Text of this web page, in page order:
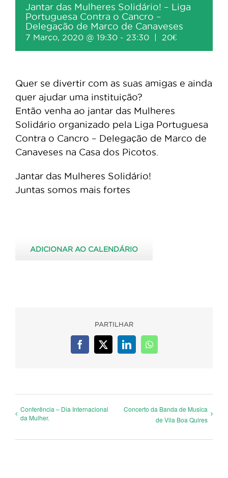
Jantar das Mulheres Solidário! – Liga
Portuguesa Contra o Cancro –
Delegação de Marco de Canaveses
7 Março, 2020 @ 19:30 - 23:30 20€
Quer se divertir com as suas amigas e ainda
quer ajudar uma instituição?
Então venha ao jantar das Mulheres
Solidário organizado pela Liga Portuguesa
Contra o Cancro – Delegação de Marco de
Canaveses na Casa dos Picotos.
Jantar das Mulheres Solidário!
Juntas somos mais fortes
ADICIONAR AO CALENDÁRIO
PARTILHAR
Facebook
X LinkedInWhatsApp
Conferência – Dia Internacional
da Mulher.
Concerto da Banda de Musica
de Vila Boa Quires